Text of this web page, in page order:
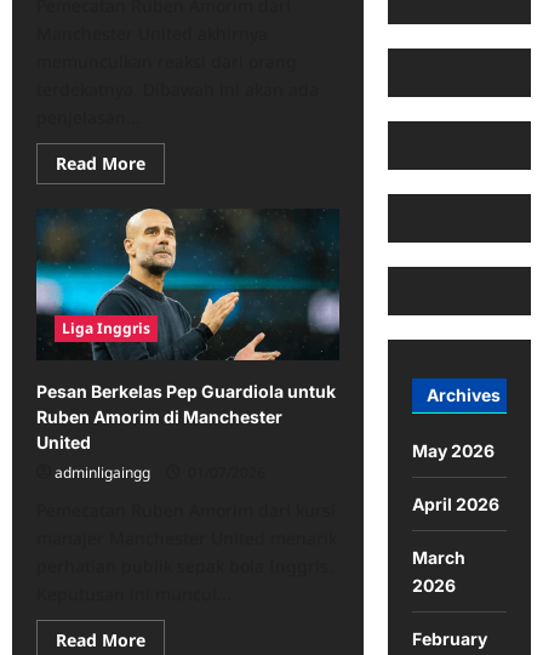
Read MoreRead
more
Carlos
Fernandes
Buka
Suara
Setelah
Ruben
Amorim
Didepak
Liga Inggris
Pesan Berkelas Pep Guardiola untuk
Ruben Amorim di Manchester
United
adminligaingg
Read MoreRead
Archives
May 2026
April 2026
March
2026
February